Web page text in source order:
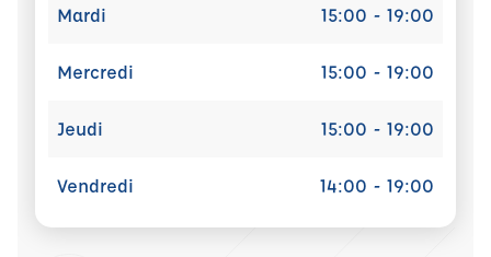
Mardi 15:00 - 19:00
Mercredi 15:00 - 19:00
Jeudi 15:00 - 19:00
Vendredi 14:00 - 19:00